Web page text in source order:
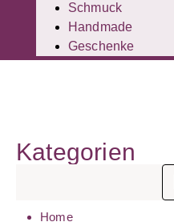
Schmuck
Handmade
Geschenke
Kategorien
Home